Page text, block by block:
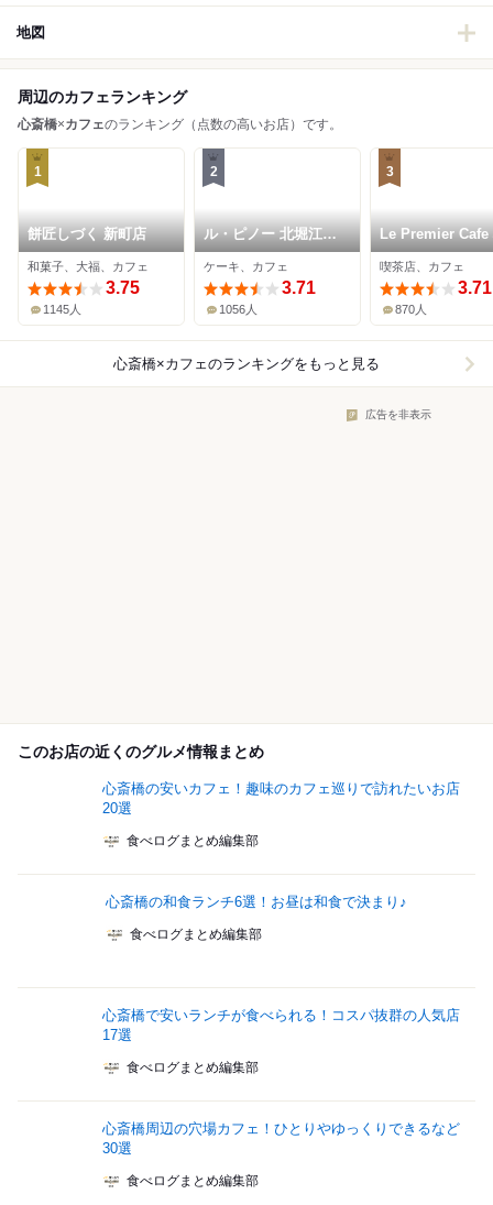
地図
周辺のカフェランキング
心斎橋×カフェのランキング（点数の高いお店）です。
1
餅匠しづく 新町店
和菓子、大福、カフェ
3.75
1145人
2
ル・ピノー 北堀江本
店
ケーキ、カフェ
3.71
1056人
3
Le Premier Cafe
橋本店
喫茶店、カフェ
3.71
870人
心斎橋×カフェのランキングをもっと見る
広告を非表示
このお店の近くのグルメ情報まとめ
心斎橋の安いカフェ！趣味のカフェ巡りで訪れたいお店
20選
食べログまとめ編集部
心斎橋の和食ランチ6選！お昼は和食で決まり♪
食べログまとめ編集部
心斎橋で安いランチが食べられる！コスパ抜群の人気店
17選
食べログまとめ編集部
心斎橋周辺の穴場カフェ！ひとりやゆっくりできるなど
30選
食べログまとめ編集部